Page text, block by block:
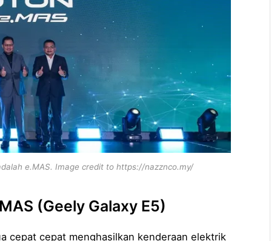
e.MAS. Image credit to https://nazznco.my/
(Geely Galaxy E5)
cepat cepat menghasilkan kenderaan elektrik